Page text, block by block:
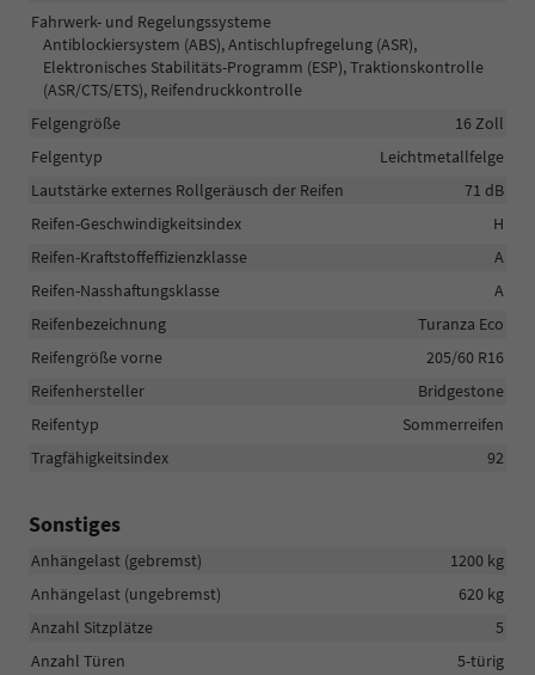
Fahrwerk- und Regelungssysteme
Antiblockiersystem (ABS), Antischlupfregelung (ASR),
Elektronisches Stabilitäts-Programm (ESP), Traktionskontrolle
(ASR/CTS/ETS), Reifendruckkontrolle
Felgengröße
16 Zoll
Felgentyp
Leichtmetallfelge
Lautstärke externes Rollgeräusch der Reifen
71 dB
Reifen-Geschwindigkeitsindex
H
Reifen-Kraftstoffeffizienzklasse
A
Reifen-Nasshaftungsklasse
A
Reifenbezeichnung
Turanza Eco
Reifengröße vorne
205/60 R16
Reifenhersteller
Bridgestone
Reifentyp
Sommerreifen
Tragfähigkeitsindex
92
Sonstiges
Anhängelast (gebremst)
1200 kg
Anhängelast (ungebremst)
620 kg
Anzahl Sitzplätze
5
Anzahl Türen
5-türig